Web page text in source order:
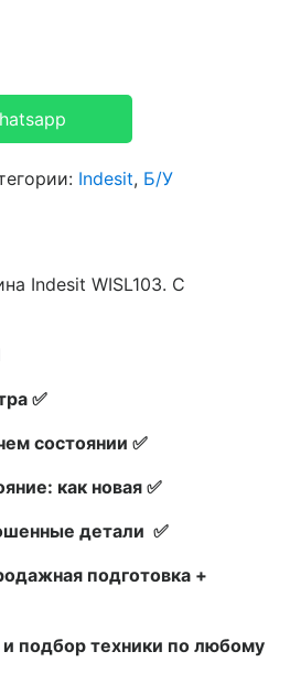
Indesit, Б/У
Indesit WISL103. С
✅
состоянии ✅
как новая ✅
детали ✅
подготовка +
и подбор техники по любому